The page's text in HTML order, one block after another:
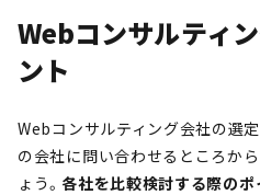
Webコンサルティ
ント
Webコンサルティング会社の選
の会社に問い合わせるところか
ょう。 各社を比較検討する際の